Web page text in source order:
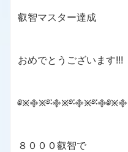
叡智マスター達成
おめでとうございます!!!
༅྿࿇྿࿔࿒࿇྿࿔࿒࿇྿࿔࿒࿇༅྿࿇
８０００叡智で